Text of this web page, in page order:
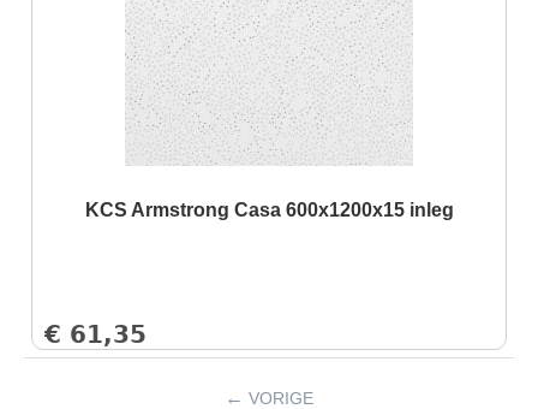
KCS Armstrong Casa 600x1200x15 inleg
€ 61,35
VORIGE